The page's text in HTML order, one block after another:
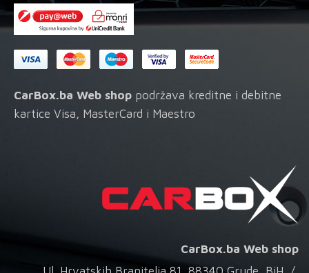
CarBox.ba Web shop podržava kreditne i debitne
kartice Visa, MasterCard i Maestro
CarBox.ba Web shop